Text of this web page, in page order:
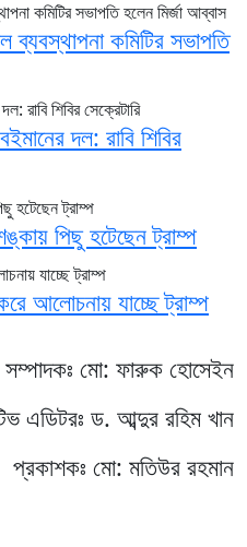
ব্যবস্থাপনা কমিটির সভাপতি
দল: রাবি শিবির
পিছু হটেছেন ট্রাম্প
আলোচনায় যাচ্ছে ট্রাম্প
সম্পাদকঃ মো: ফারুক হোসেইন
এডিটরঃ ড. আব্দুর রহিম খান
প্রকাশকঃ মো: মতিউর রহমান